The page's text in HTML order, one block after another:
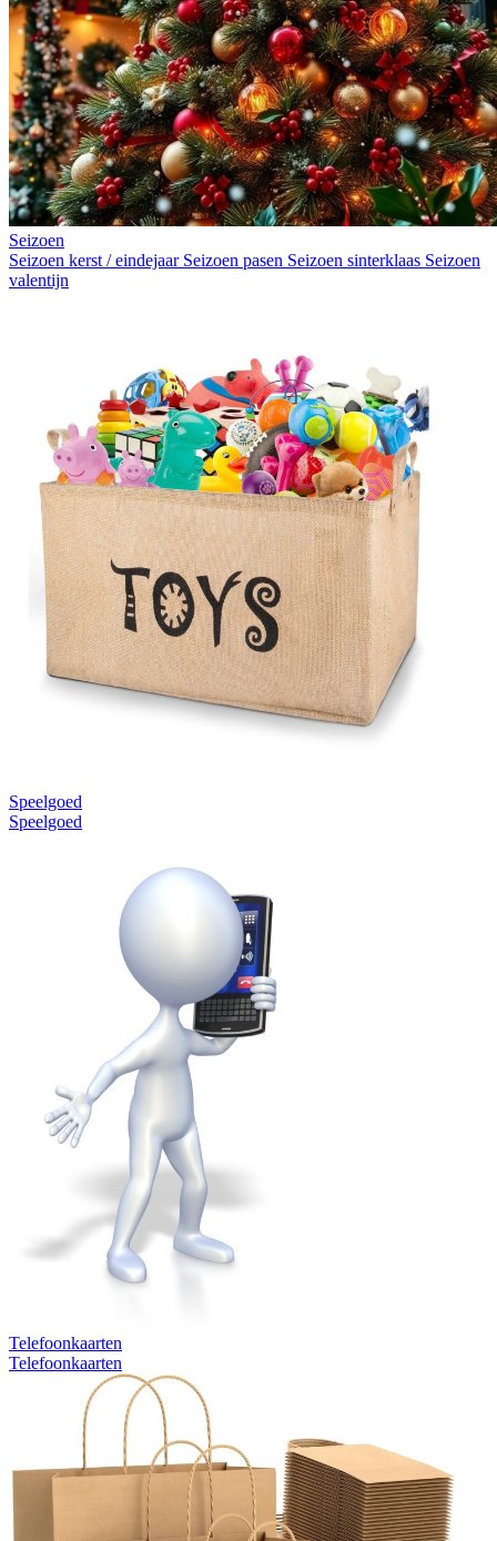
Seizoen
Seizoen kerst / eindejaar Seizoen pasen Seizoen sinterklaas Seizoen
valentijn
Speelgoed
Speelgoed
Telefoonkaarten
Telefoonkaarten